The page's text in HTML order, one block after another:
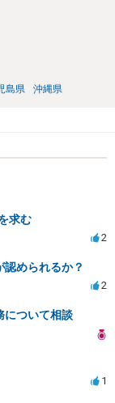
島県 沖縄県
求む
2
められるか？
2
について相談
1